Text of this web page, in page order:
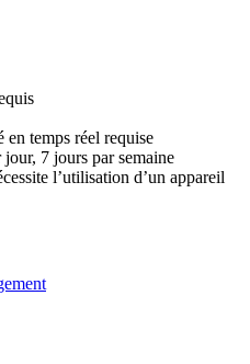
temps réel requise
7 jours par semaine
l’utilisation d’un appareil